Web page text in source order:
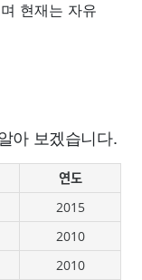
현재는 자유
아 보겠습니다.
연도
2015
2010
2010